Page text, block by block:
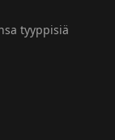
tyyppisiä